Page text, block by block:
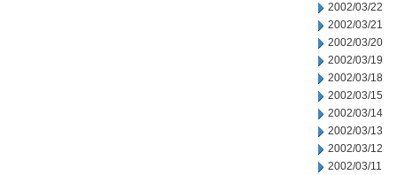
2002/03/22
2002/03/21
2002/03/20
2002/03/19
2002/03/18
2002/03/15
2002/03/14
2002/03/13
2002/03/12
2002/03/11